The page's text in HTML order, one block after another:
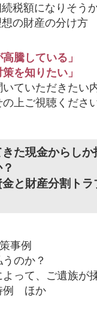
税額になりそう
の財産の分け方
騰している」
を知りたい」
ていただきたい
上ご視聴ください
た現金からしか
と財産分割ト
事例
のか？
よって、ご遺族が
例 ほか